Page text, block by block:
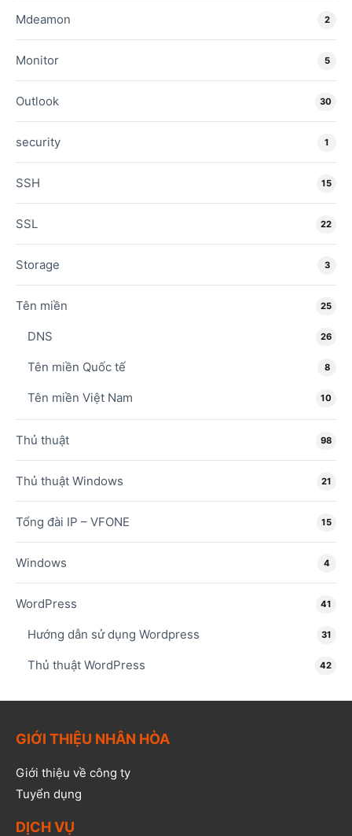
Mdeamon 2
Monitor 5
Outlook 30
security 1
SSH 15
SSL 22
Storage 3
Tên miền 25
DNS 26
Tên miền Quốc tế 8
Tên miền Việt Nam 10
Thủ thuật 98
Thủ thuật Windows 21
Tổng đài IP – VFONE 15
Windows 4
WordPress 41
Hướng dẫn sử dụng Wordpress 31
Thủ thuật WordPress 42
GIỚI THIỆU NHÂN HÒA
Giới thiệu về công ty
Tuyển dụng
DỊCH VỤ